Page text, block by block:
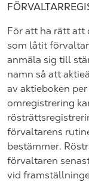
För att ha rätt att
som låtit
anmäla sig till
namn så att
av aktieboken
omregistrering
förvaltarens
bestämmer.
förvaltaren senast
vid